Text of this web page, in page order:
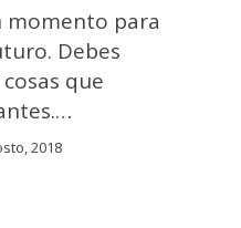
momento para
Debes
que
2018